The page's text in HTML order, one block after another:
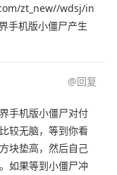
zt_new//wdsj/in
版小僵尸产生
@回复
机版小僵尸对付
无脑，等到你看
块垫高，然后自己
如果等到小僵尸冲